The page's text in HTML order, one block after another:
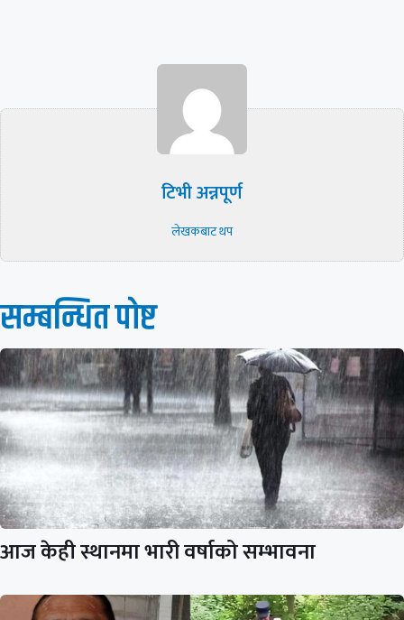
टिभी अन्नपूर्ण
लेखकबाट थप
सम्बन्धित पाेष्ट
आज केही स्थानमा भारी वर्षाको सम्भावना